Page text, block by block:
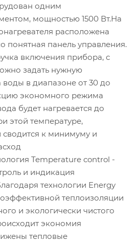
одним
мощностью 1500 Вт.На
расположена
понятная панель управления.
включения прибора, с
задать нужную
воды в диапазоне от 30 до
экономного режима
будет нагревается до
этой температуре,
к минимуму и
Temperature control -
и индикация
технологии Energy
теплоизоляции
и экологически чистого
экономия
тепловые